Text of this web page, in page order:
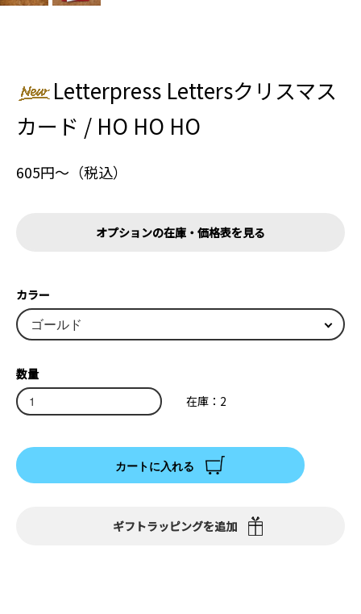
Letterpress Lettersクリスマス
カード / HO HO HO
605円〜（税込）
オプションの在庫・価格表を見る
カラー
数量
在庫：2
カートに入れる
ギフトラッピングを追加